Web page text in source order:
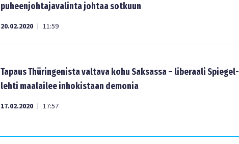
puheenjohtajavalinta johtaa sotkuun
20.02.2020 | 11:59
Tapaus Thüringenista valtava kohu Saksassa – liberaali Spiegel-
lehti maalailee inhokistaan demonia
17.02.2020 | 17:57